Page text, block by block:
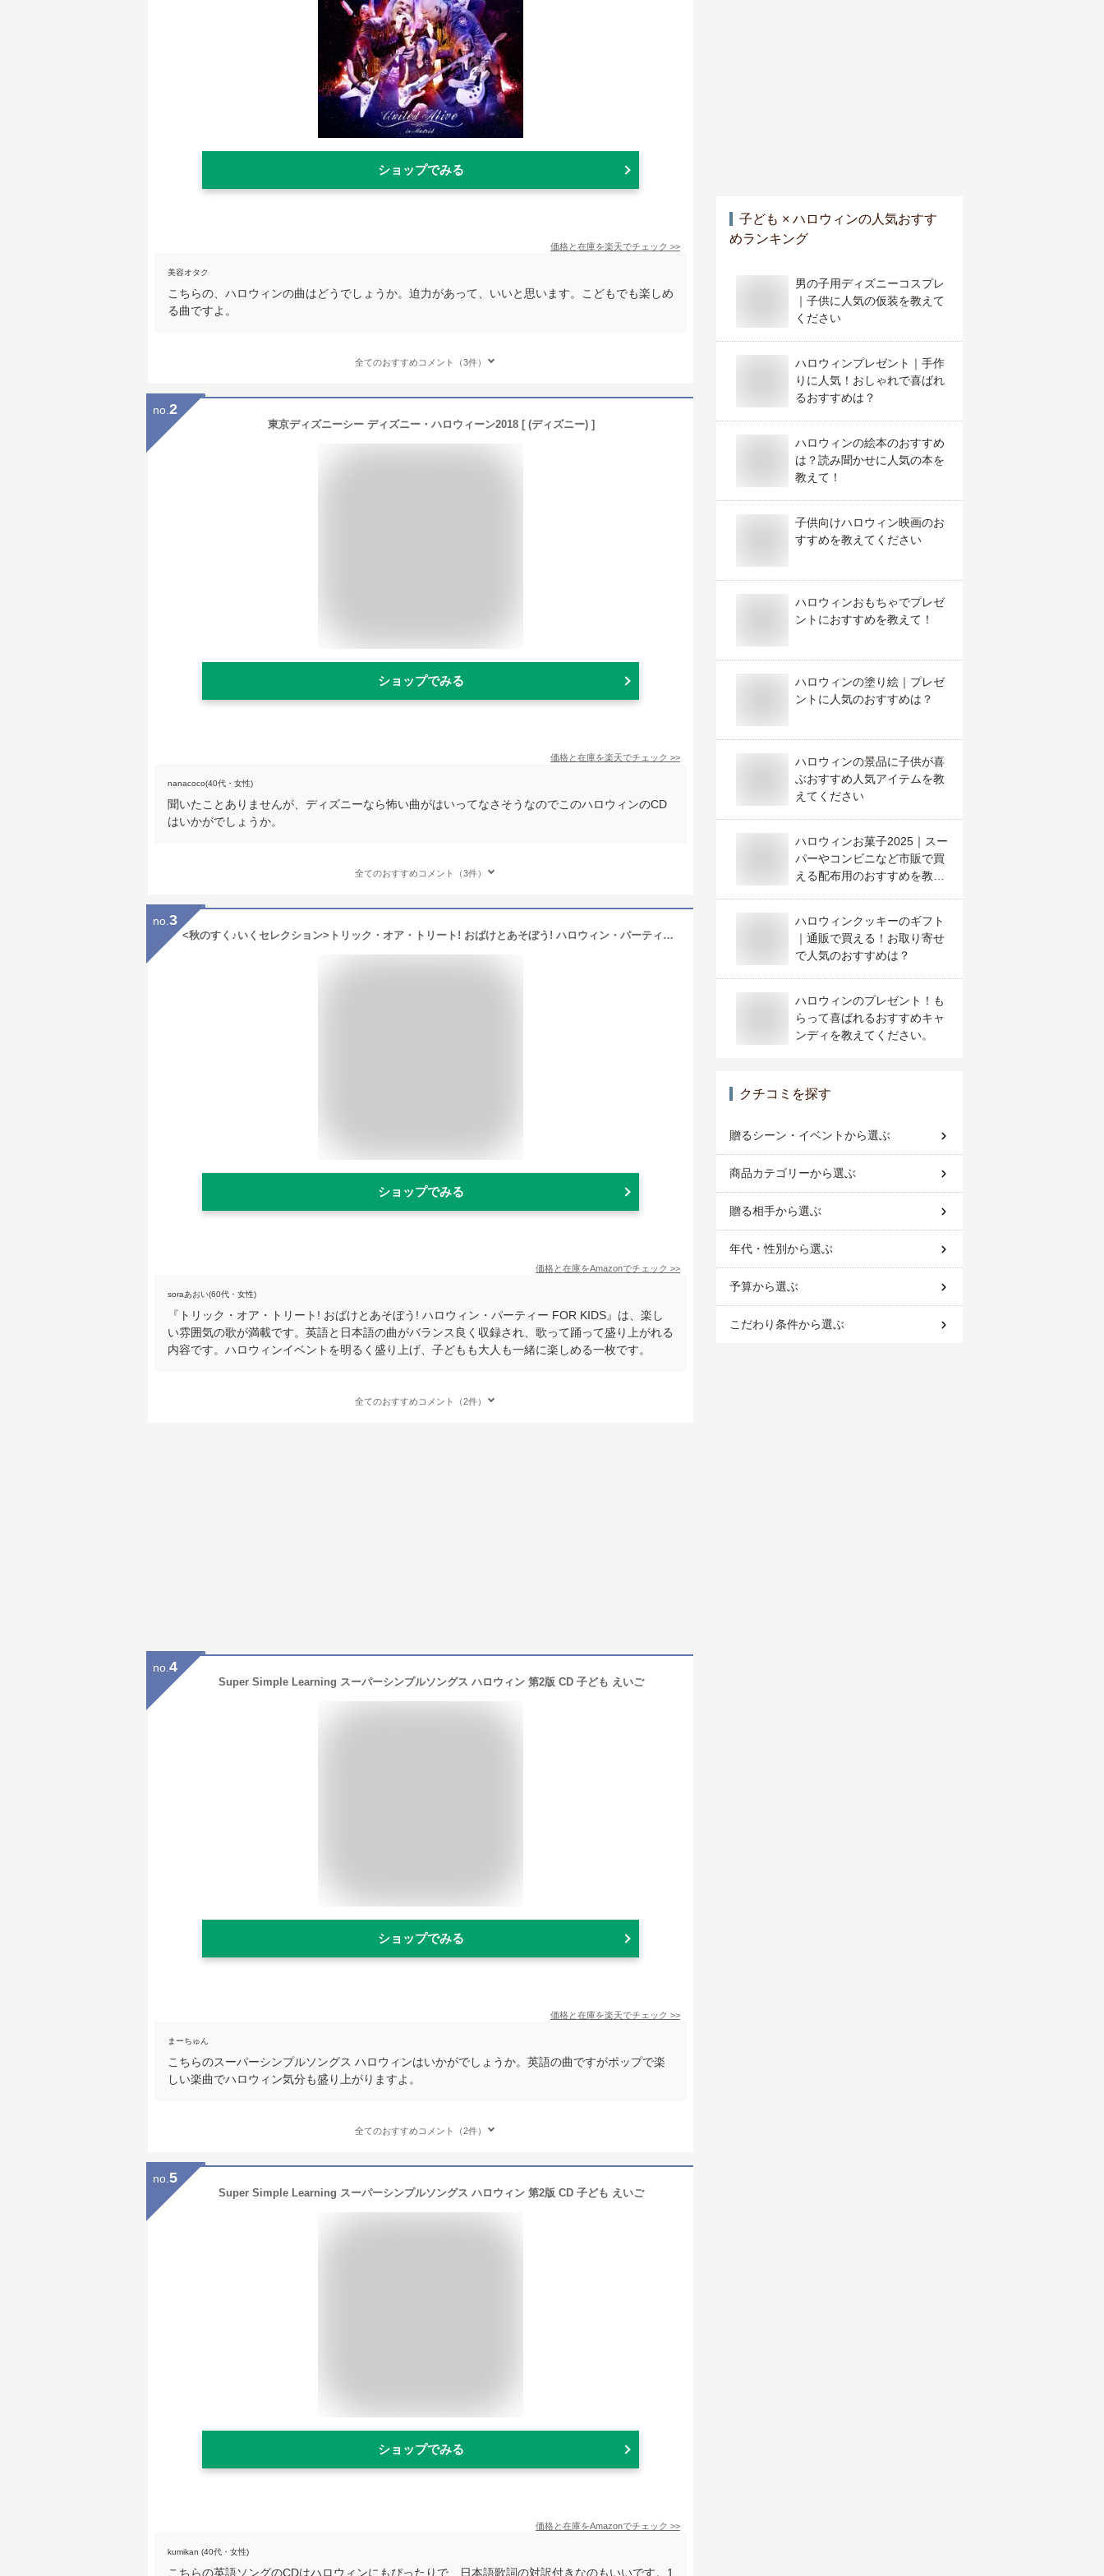
ショップでみる
価格と在庫を楽天でチェック >>
美容オタク
こちらの、ハロウィンの曲はどうでしょうか。迫力があって、いいと思います。こどもでも楽しめ
る曲ですよ。
全てのおすすめコメント（3件）
no. 2
東京ディズニーシー ディズニー・ハロウィーン2018 [ (ディズニー) ]
ショップでみる
価格と在庫を楽天でチェック >>
nanacoco(40代・女性)
聞いたことありませんが、ディズニーなら怖い曲がはいってなさそうなのでこのハロウィンのCD
はいかがでしょうか。
全てのおすすめコメント（3件）
no. 3
<秋のすく♪いくセレクション>トリック・オア・トリート! おばけとあそぼう! ハロウィン・パーティー FOR KIDS
ショップでみる
価格と在庫をAmazonでチェック >>
soraあおい(60代・女性)
『トリック・オア・トリート! おばけとあそぼう! ハロウィン・パーティー FOR KIDS』は、楽し
い雰囲気の歌が満載です。英語と日本語の曲がバランス良く収録され、歌って踊って盛り上がれる
内容です。ハロウィンイベントを明るく盛り上げ、子どもも大人も一緒に楽しめる一枚です。
全てのおすすめコメント（2件）
no. 4
Super Simple Learning スーパーシンプルソングス ハロウィン 第2版 CD 子ども えいご
ショップでみる
価格と在庫を楽天でチェック >>
まーちゅん
こちらのスーパーシンプルソングス ハロウィンはいかがでしょうか。英語の曲ですがポップで楽
しい楽曲でハロウィン気分も盛り上がりますよ。
全てのおすすめコメント（2件）
no. 5
Super Simple Learning スーパーシンプルソングス ハロウィン 第2版 CD 子ども えいご
ショップでみる
価格と在庫をAmazonでチェック >>
kumikan (40代・女性)
こちらの英語ソングのCDはハロウィンにもぴったりで、日本語歌詞の対訳付きなのもいいです。1
子ども × ハロウィンの人気おすす
めランキング
男の子用ディズニーコスプレ
｜子供に人気の仮装を教えて
ください
ハロウィンプレゼント｜手作
りに人気！おしゃれで喜ばれ
るおすすめは？
ハロウィンの絵本のおすすめ
は？読み聞かせに人気の本を
教えて！
子供向けハロウィン映画のお
すすめを教えてください
ハロウィンおもちゃでプレゼ
ントにおすすめを教えて！
ハロウィンの塗り絵｜プレゼ
ントに人気のおすすめは？
ハロウィンの景品に子供が喜
ぶおすすめ人気アイテムを教
えてください
ハロウィンお菓子2025｜スー
パーやコンビニなど市販で買
える配布用のおすすめを教え
ハロウィンクッキーのギフト
｜通販で買える！お取り寄せ
で人気のおすすめは？
ハロウィンのプレゼント！も
らって喜ばれるおすすめキャ
ンディを教えてください。
クチコミを探す
贈るシーン・イベントから選ぶ
商品カテゴリーから選ぶ
贈る相手から選ぶ
年代・性別から選ぶ
予算から選ぶ
こだわり条件から選ぶ